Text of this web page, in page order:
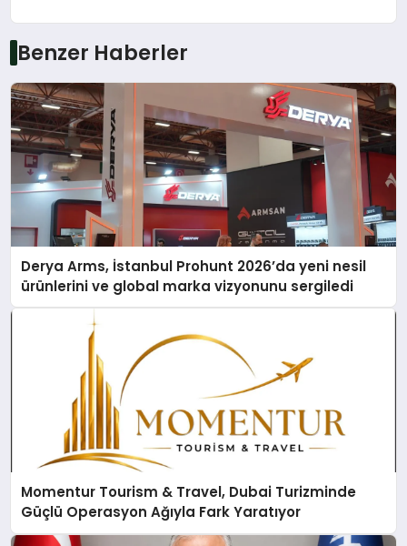
Benzer Haberler
Derya Arms, İstanbul Prohunt 2026’da yeni nesil
ürünlerini ve global marka vizyonunu sergiledi
Momentur Tourism & Travel, Dubai Turizminde
Güçlü Operasyon Ağıyla Fark Yaratıyor